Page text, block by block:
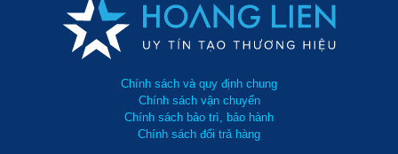
Chính sách và quy định chung
Chính sách vận chuyển
Chính sách bảo trì, bảo hành
Chính sách đổi trả hàng